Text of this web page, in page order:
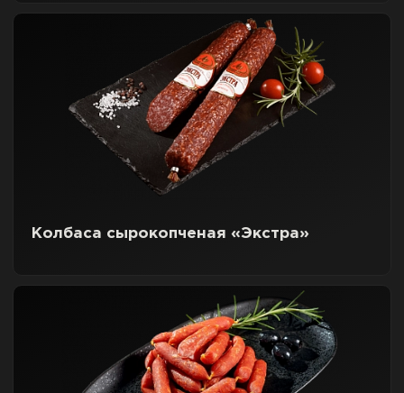
Колбаса сырокопченая «Экстра»